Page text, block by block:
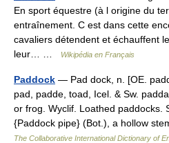
En sport équestre (à l origine du
entraînement. C est dans cette
cavaliers détendent et échauffent
leur… …
Wikipédia en Français
Paddock — Pad dock, n. [OE.
pad, padde, toad, Icel. & Sw.
or frog. Wyclif. Loathed paddocks.
{Paddock pipe} (Bot.), a hollow
The Collaborative International Dictionary of